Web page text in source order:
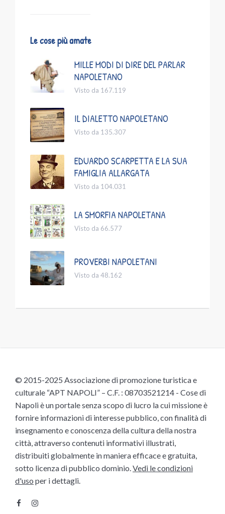
Le cose più amate
MILLE MODI DI DIRE DEL PARLAR
NAPOLETANO
Visto da 167.119
IL DIALETTO NAPOLETANO
Visto da 135.307
EDUARDO SCARPETTA E LA SUA
FAMIGLIA ALLARGATA
Visto da 104.031
LA SMORFIA NAPOLETANA
Visto da 66.577
PROVERBI NAPOLETANI
Visto da 48.162
© 2015-2025 Associazione di promozione turistica e
culturale “APT NAPOLI” – C.F. : 08703521214 - Cose di
Napoli è un portale senza scopo di lucro la cui missione è
fornire informazioni di interesse pubblico, con finalità di
insegnamento e conoscenza della cultura della nostra
città, attraverso contenuti informativi illustrati,
distribuiti globalmente in maniera efficace e gratuita,
sotto licenza di pubblico dominio.Vedi le condizioni
d'uso per i dettagli.